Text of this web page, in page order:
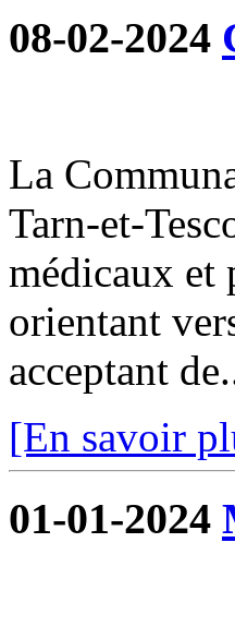
08-02-2024
La
Tarn-et-
médicaux et
orientant
acceptant
[En savoir
01-01-2024